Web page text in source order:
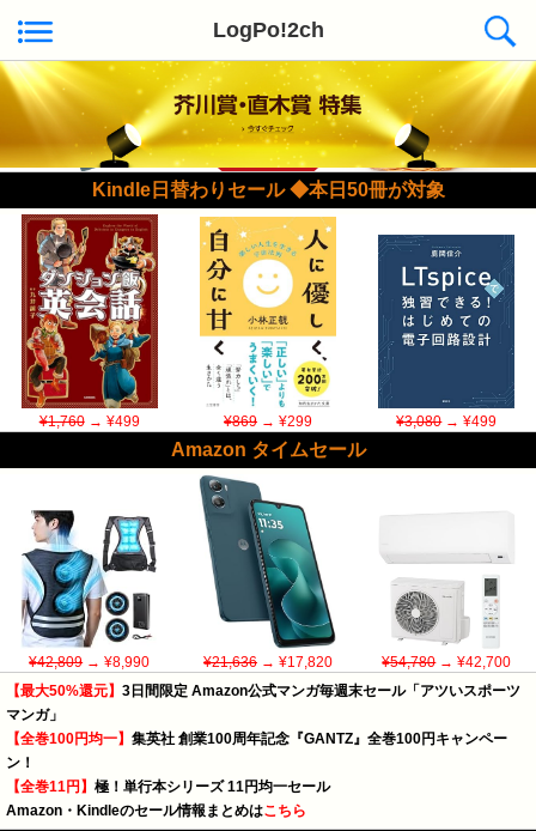
LogPo!2ch
Kindle日替わりセール ◆本日50冊が対象
¥1,760→ ¥499 ¥869→ ¥299 ¥3,080→ ¥499
Amazon タイムセール
¥42,809→ ¥8,990 ¥21,636→ ¥17,820 ¥54,780→ ¥42,700
【最大50%還元】 3日間限定 Amazon公式マンガ毎週末セール「アツいスポーツ
マンガ」
【全巻100円均一】 集英社 創業100周年記念『GANTZ』全巻100円キャンペー
ン！
【全巻11円】 極！単行本シリーズ 11円均一セール
Amazon・Kindleのセール情報まとめはこちら